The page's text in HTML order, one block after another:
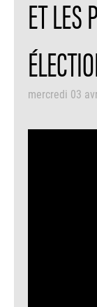
ET LES
mercredi 03